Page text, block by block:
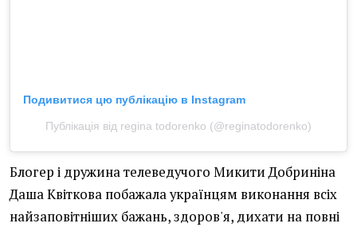
Подивитися цю публікацію в Instagram
Публікація від regina todorenko (@reginatodorenko)
Блогер і дружина телеведучого Микити Добриніна
Даша Квіткова побажала українцям виконання всіх
найзаповітніших бажань, здоров'я, дихати на повні